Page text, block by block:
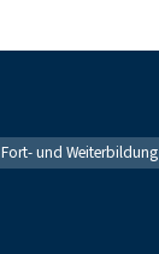
Fort- und Weiterbildung